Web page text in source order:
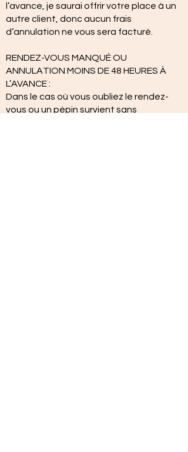
l’avance, je saurai offrir votre place à un
autre client, donc aucun frais
d’annulation ne vous sera facturé.
RENDEZ-VOUS MANQUÉ OU
ANNULATION MOINS DE 48 HEURES À
L’AVANCE :
Dans le cas où vous oubliez le rendez-
vous ou un pépin survient sans